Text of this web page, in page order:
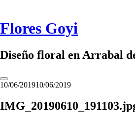
contenido
Flores Goyi
Diseño floral en Arrabal
Alternar
barra
10/06/201910/06/2019